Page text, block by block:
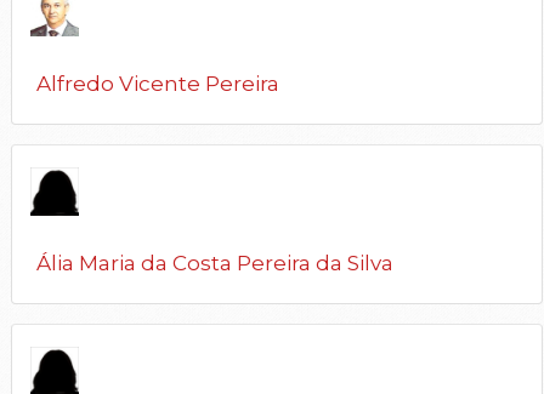
Alfredo Vicente Pereira
Ália Maria da Costa Pereira da Silva